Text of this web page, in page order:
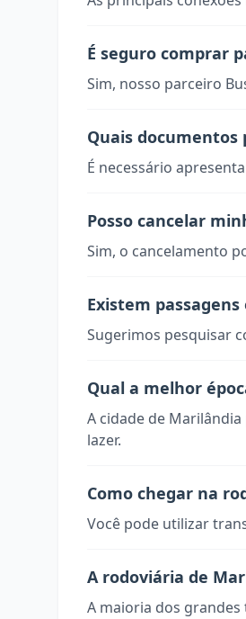
É seguro comprar
Sim, nosso parceiro
Quais documentos
É necessário
Posso cancelar
Sim, o cancelamento
Existem
Sugerimos pesquisar
Qual a melhor
A cidade de
lazer.
Como chegar na
Você pode utilizar
A rodoviária de
A maioria dos